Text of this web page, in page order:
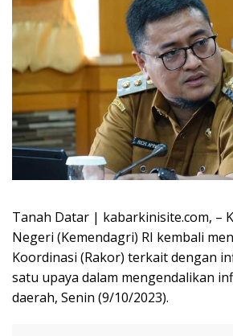
Tanah Datar | kabarkinisite.com, –
Negeri (Kemendagri) RI kembali
Koordinasi (Rakor) terkait dengan
satu upaya dalam mengendalikan
daerah, Senin (9/10/2023).